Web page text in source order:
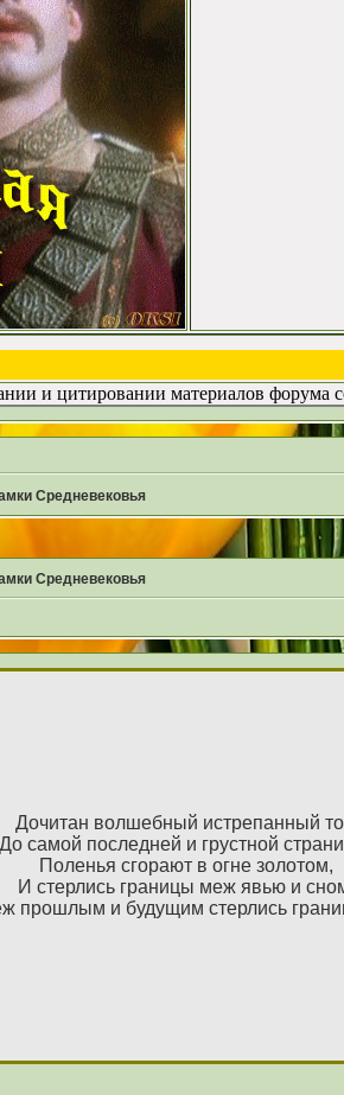
и цитировании материалов форума
Средневековья
Средневековья
Дочитан волшебный истрепанный
До самой последней и грустной
Поленья сгорают в огне золотом,
И стерлись границы меж явью и
прошлым и будущим стерлись